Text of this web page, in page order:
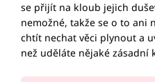
se přijít na kloub jejich
nemožné, takže se o to ani
chtít nechat věci plynout a
než uděláte nějaké zásadní